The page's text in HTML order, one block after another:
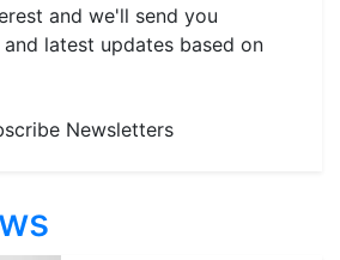
and we'll send you
latest updates based on
Newsletters